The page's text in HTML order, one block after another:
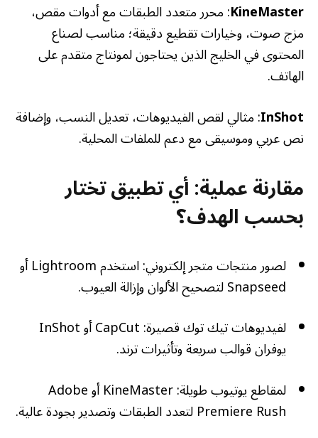
KineMaster: محرر متعدد الطبقات مع أدوات مقص،
مزج صوت، وخيارات تقطيع دقيقة؛ مناسب لصناع
المحتوى في الخليج الذين يحتاجون لمونتاج متقدم على
الهاتف.
InShot: مثالي لقص الفيديوهات، تعديل النسب، وإضافة
نص عربي وموسيقى مع دعم للملفات المحلية.
مقارنة عملية: أي تطبيق تختار
بحسب الهدف؟
لصور منتجات متجر إلكتروني: استخدم Lightroom أو
Snapseed لتصحيح الألوان وإزالة العيوب.
لفيديوهات تيك توك قصيرة: CapCut أو InShot
يوفران قوالب سريعة وتأثيرات ترند.
لمقاطع يوتيوب طويلة: KineMaster أو Adobe
Premiere Rush لتعدد الطبقات وتصدير بجودة عالية.